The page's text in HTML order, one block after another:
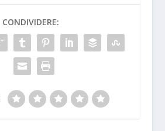
CONDIVIDERE: